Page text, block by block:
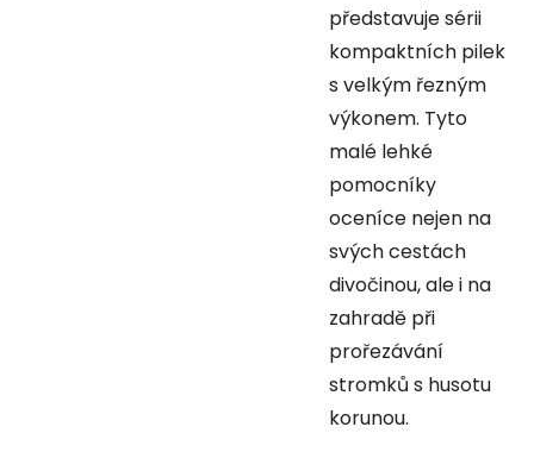
představuje sérii
kompaktních pilek
s velkým řezným
výkonem. Tyto
malé lehké
pomocníky
oceníce nejen na
svých cestách
divočinou, ale i na
zahradě při
prořezávání
stromků s husotu
korunou.